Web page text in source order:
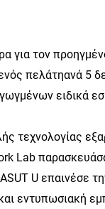
για τον
πελάτηανά 5
ειδικά
τεχνολογίας
Lab
U επαινέσε
εντυπωσιακή